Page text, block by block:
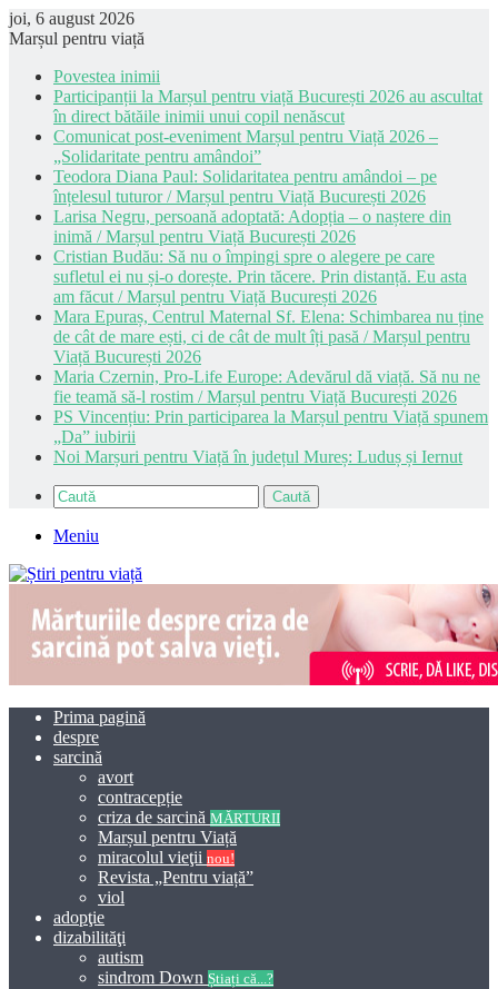
joi, 6 august 2026
Marșul pentru viață
Povestea inimii
Participanții la Marșul pentru viață București 2026 au ascultat
în direct bătăile inimii unui copil nenăscut
Comunicat post-eveniment Marșul pentru Viață 2026 –
„Solidaritate pentru amândoi”
Teodora Diana Paul: Solidaritatea pentru amândoi – pe
înțelesul tuturor / Marșul pentru Viață București 2026
Larisa Negru, persoană adoptată: Adopția – o naștere din
inimă / Marșul pentru Viață București 2026
Cristian Budău: Să nu o împingi spre o alegere pe care
sufletul ei nu și-o dorește. Prin tăcere. Prin distanță. Eu asta
am făcut / Marșul pentru Viață București 2026
Mara Epuraș, Centrul Maternal Sf. Elena: Schimbarea nu ține
de cât de mare ești, ci de cât de mult îți pasă / Marșul pentru
Viață București 2026
Maria Czernin, Pro-Life Europe: Adevărul dă viață. Să nu ne
fie teamă să-l rostim / Marșul pentru Viață București 2026
PS Vincențiu: Prin participarea la Marșul pentru Viață spunem
„Da” iubirii
Noi Marșuri pentru Viață în județul Mureș: Luduș și Iernut
Caută
Meniu
Prima pagină
despre
sarcină
avort
contracepție
criza de sarcină MĂRTURII
Marșul pentru Viață
miracolul vieţii nou!
Revista „Pentru viață”
viol
adopţie
dizabilităţi
autism
sindrom Down Știați că...?